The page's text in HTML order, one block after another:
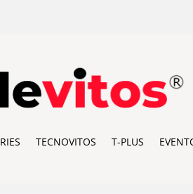
TECNOVITOS T-PLUS